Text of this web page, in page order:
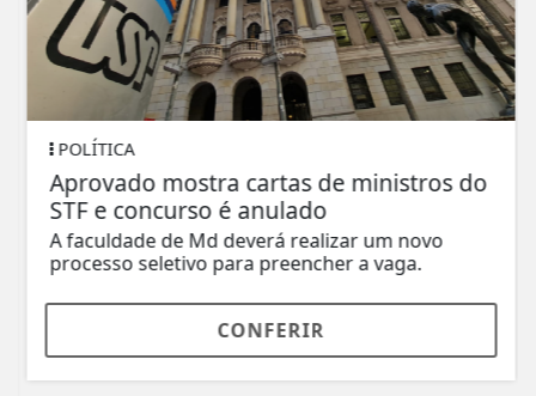
POLÍTICA
Aprovado mostra cartas de ministros do
STF e concurso é anulado
A faculdade de Md deverá realizar um novo
processo seletivo para preencher a vaga.
CONFERIR